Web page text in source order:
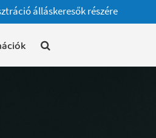
álláskeresők részére